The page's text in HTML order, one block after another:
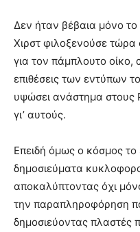
Δεν ήταν βέβαια μόνο
Χιρστ φιλοξενούσε τώρα
για τον πάμπλουτο οίκο,
επιθέσεις των εντύπων
υψώσει ανάστημα στους
γι’ αυτούς.
Επειδή όμως ο κόσμος
δημοσιεύματα
αποκαλύπτοντας όχι
την παραπληροφόρηση
δημοσιεύοντας πλαστές